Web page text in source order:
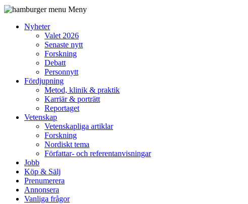
Meny
Nyheter
Valet 2026
Senaste nytt
Forskning
Debatt
Personnytt
Fördjupning
Metod, klinik & praktik
Karriär & porträtt
Reportaget
Vetenskap
Vetenskapliga artiklar
Forskning
Nordiskt tema
Författar- och referentanvisningar
Jobb
Köp & Sälj
Prenumerera
Annonsera
Vanliga frågor